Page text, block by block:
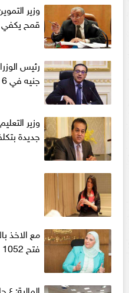
وزير
قمح يكفي 6 أشهر
جنيه في 6 سنوات
جديدة بتكلفة 3
مع الاخذ
فتح 1052 حضانة في 26 محافظة